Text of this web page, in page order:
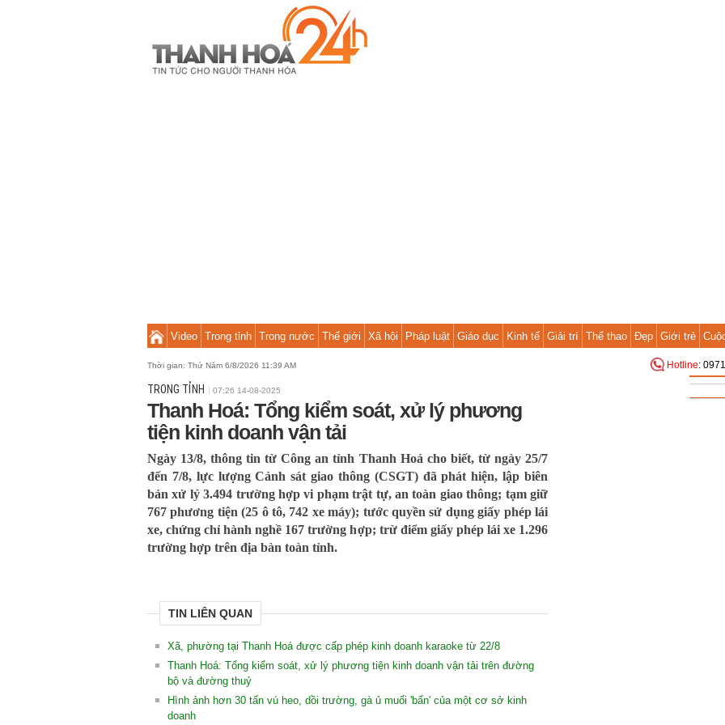
Video Trong tỉnh Trong nước Thế giới Xã hội Pháp luật Giáo dục Kinh tế Giải trí Thể thao Đẹp Giới trẻ
Thời gian: Thứ Năm 6/8/2026 11:39 AM Hotline:
TRONG TỈNH 07:26 14-08-2025
Thanh Hoá: Tổng kiểm soát, xử lý phương
tiện kinh doanh vận tải
Ngày 13/8, thông tin từ Công an tỉnh Thanh Hoá cho biết, từ ngày 25/7
đến 7/8, lực lượng Cảnh sát giao thông (CSGT) đã phát hiện, lập biên
bản xử lý 3.494 trường hợp vi phạm trật tự, an toàn giao thông; tạm giữ
767 phương tiện (25 ô tô, 742 xe máy); tước quyền sử dụng giấy phép lái
xe, chứng chỉ hành nghề 167 trường hợp; trừ điểm giấy phép lái xe 1.296
trường hợp trên địa bàn toàn tỉnh.
TIN LIÊN QUAN
Xã, phường tại Thanh Hoá được cấp phép kinh doanh karaoke từ 22/8
Thanh Hoá: Tổng kiểm soát, xử lý phương tiện kinh doanh vận tải trên đường
bộ và đường thuỷ
Hình ảnh hơn 30 tấn vú heo, dồi trường, gà ủ muối 'bẩn' của một cơ sở kinh
doanh